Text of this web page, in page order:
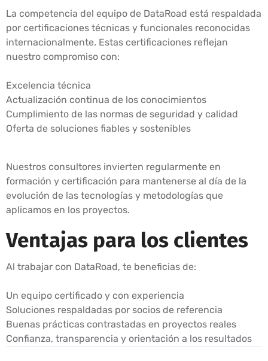
La competencia del equipo de DataRoad está respaldada
por certificaciones técnicas y funcionales reconocidas
internacionalmente. Estas certificaciones reflejan
nuestro compromiso con:
Excelencia técnica
Actualización continua de los conocimientos
Cumplimiento de las normas de seguridad y calidad
Oferta de soluciones fiables y sostenibles
Nuestros consultores invierten regularmente en
formación y certificación para mantenerse al día de la
evolución de las tecnologías y metodologías que
aplicamos en los proyectos.
Ventajas para los clientes
Al trabajar con DataRoad, te beneficias de:
Un equipo certificado y con experiencia
Soluciones respaldadas por socios de referencia
Buenas prácticas contrastadas en proyectos reales
Confianza, transparencia y orientación a los resultados